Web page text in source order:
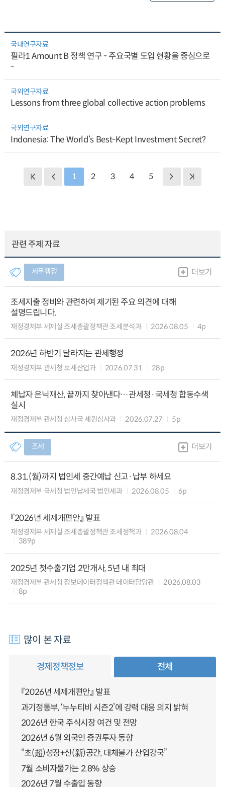
국내연구자료
필라1 Amount B 정책 연구 - 주요국별 도입 현황을 중심으로
-
국외연구자료
Lessons from three global collective action problems
국외연구자료
Indonesia: The World‘s Best-Kept Investment Secret?
1 2 3 4 5
관련 주제 자료
세무행정 더보기
조세지출 정비와 관련하여 제기된 주요 의견에 대해
설명드립니다.
재정경제부 세제실 조세총괄정책관 조세분석과 2026.08.05 4p
2026년 하반기 달라지는 관세행정
재정경제부 관세청 보세산업과 2026.07.31 28p
체납자 은닉재산, 끝까지 찾아낸다…관세청·국세청 합동수색
실시
재정경제부 관세청 심사국 세원심사과 2026.07.27 5p
조세 더보기
8.31.(월)까지 법인세 중간예납 신고·납부 하세요
재정경제부 국세청 법인납세국 법인세과 2026.08.05 6p
『2026년 세제개편안』 발표
재정경제부 세제실 조세총괄정책관 조세정책과
2026.08.04
389p
2025년 첫수출기업 2만개사, 5년 내 최대
재정경제부 관세청 정보데이터정책관 데이터담당관
2026.08.03
8p
많이 본 자료
경제정책정보 전체
『2026년 세제개편안』 발표
과기정통부, ‘누누티비 시즌2’에 강력 대응 의지 밝혀
2026년 한국 주식시장 여건 및 전망
2026년 6월 외국인 증권투자 동향
“초(超)성장+신(新)공간, 대체불가 산업강국”
7월 소비자물가는 2.8% 상승
2026년 7월 수출입 동향